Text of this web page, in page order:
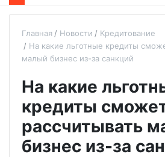
Главная Новости
Кредитование
На какие льготные кредиты
малый бизнес из-за санкций
На какие
кредиты
рассчитывать
бизнес из-за